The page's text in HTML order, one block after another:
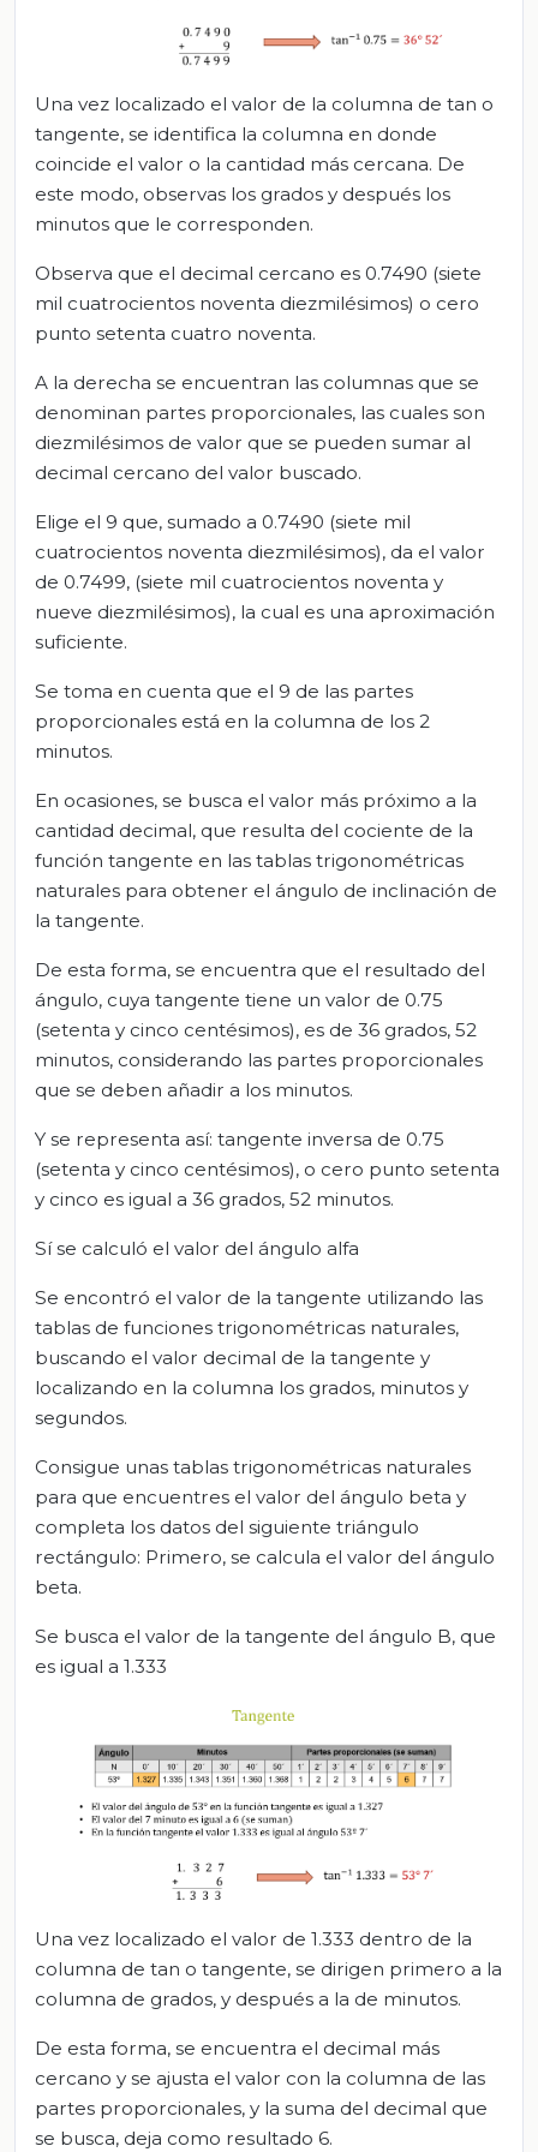
Una vez localizado el valor de la columna de tan o
tangente, se identifica la columna en donde
coincide el valor o la cantidad más cercana. De
este modo, observas los grados y después los
minutos que le corresponden.
Observa que el decimal cercano es 0.7490 (siete
mil cuatrocientos noventa diezmilésimos) o cero
punto setenta cuatro noventa.
A la derecha se encuentran las columnas que se
denominan partes proporcionales, las cuales son
diezmilésimos de valor que se pueden sumar al
decimal cercano del valor buscado.
Elige el 9 que, sumado a 0.7490 (siete mil
cuatrocientos noventa diezmilésimos), da el valor
de 0.7499, (siete mil cuatrocientos noventa y
nueve diezmilésimos), la cual es una aproximación
suficiente.
Se toma en cuenta que el 9 de las partes
proporcionales está en la columna de los 2
minutos.
En ocasiones, se busca el valor más próximo a la
cantidad decimal, que resulta del cociente de la
función tangente en las tablas trigonométricas
naturales para obtener el ángulo de inclinación de
la tangente.
De esta forma, se encuentra que el resultado del
ángulo, cuya tangente tiene un valor de 0.75
(setenta y cinco centésimos), es de 36 grados, 52
minutos, considerando las partes proporcionales
que se deben añadir a los minutos.
Y se representa así: tangente inversa de 0.75
(setenta y cinco centésimos), o cero punto setenta
y cinco es igual a 36 grados, 52 minutos.
Sí se calculó el valor del ángulo alfa
Se encontró el valor de la tangente utilizando las
tablas de funciones trigonométricas naturales,
buscando el valor decimal de la tangente y
localizando en la columna los grados, minutos y
segundos.
Consigue unas tablas trigonométricas naturales
para que encuentres el valor del ángulo beta y
completa los datos del siguiente triángulo
rectángulo: Primero, se calcula el valor del ángulo
beta.
Se busca el valor de la tangente del ángulo B, que
es igual a 1.333
Una vez localizado el valor de 1.333 dentro de la
columna de tan o tangente, se dirigen primero a la
columna de grados, y después a la de minutos.
De esta forma, se encuentra el decimal más
cercano y se ajusta el valor con la columna de las
partes proporcionales, y la suma del decimal que
se busca, deja como resultado 6.